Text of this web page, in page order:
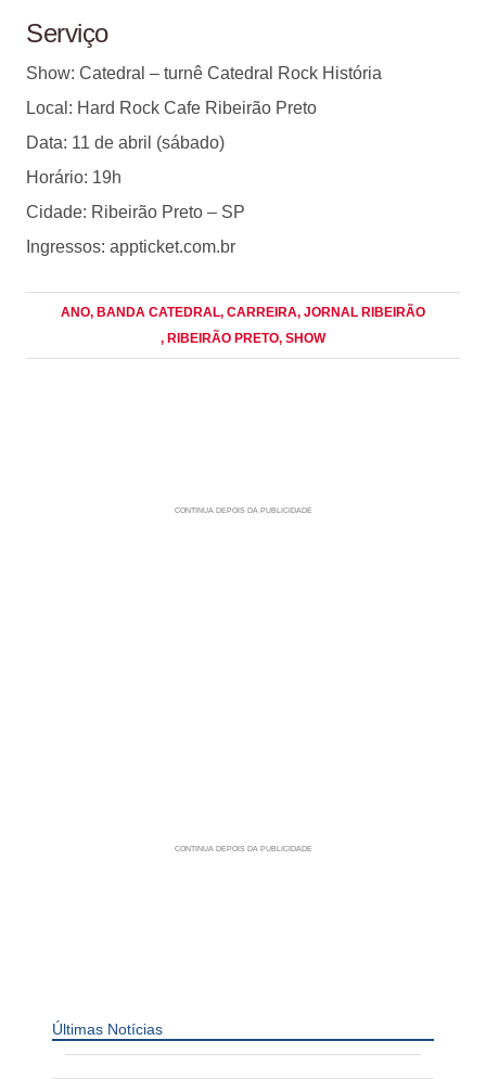
Serviço
Show: Catedral – turnê Catedral Rock História
Local: Hard Rock Cafe Ribeirão Preto
Data: 11 de abril (sábado)
Horário: 19h
Cidade: Ribeirão Preto – SP
Ingressos: appticket.com.br
ANO, BANDA CATEDRAL, CARREIRA, JORNAL RIBEIRÃO
, RIBEIRÃO PRETO, SHOW
Últimas Notícias